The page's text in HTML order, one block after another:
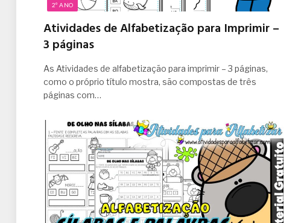
2º ANO
Atividades de Alfabetização para Imprimir –
3 páginas
As Atividades de alfabetização para imprimir – 3 páginas,
como o próprio título mostra, são compostas de três
páginas com…